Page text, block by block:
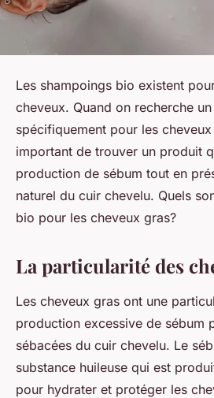
Les shampoings bio existent
cheveux. Quand on recherche
spécifiquement pour les
important de trouver un produit
production de sébum tout en
naturel du cuir chevelu. Quels
bio pour les cheveux gras?
La particularité des
Les cheveux gras ont une
production excessive de sébum
sébacées du cuir chevelu. Le
substance huileuse qui est
pour hydrater et protéger les